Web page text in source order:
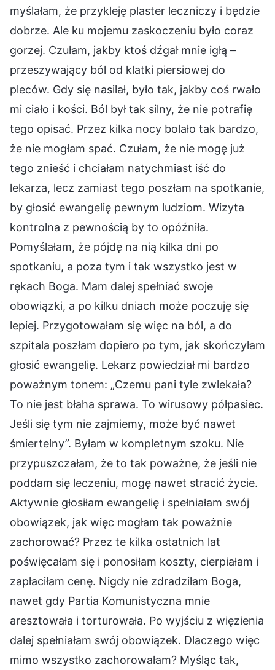
myślałam, że przykleję plaster leczniczy i będzie
dobrze. Ale ku mojemu zaskoczeniu było coraz
gorzej. Czułam, jakby ktoś dźgał mnie igłą –
przeszywający ból od klatki piersiowej do
pleców. Gdy się nasilał, było tak, jakby coś rwało
mi ciało i kości. Ból był tak silny, że nie potrafię
tego opisać. Przez kilka nocy bolało tak bardzo,
że nie mogłam spać. Czułam, że nie mogę już
tego znieść i chciałam natychmiast iść do
lekarza, lecz zamiast tego poszłam na spotkanie,
by głosić ewangelię pewnym ludziom. Wizyta
kontrolna z pewnością by to opóźniła.
Pomyślałam, że pójdę na nią kilka dni po
spotkaniu, a poza tym i tak wszystko jest w
rękach Boga. Mam dalej spełniać swoje
obowiązki, a po kilku dniach może poczuję się
lepiej. Przygotowałam się więc na ból, a do
szpitala poszłam dopiero po tym, jak skończyłam
głosić ewangelię. Lekarz powiedział mi bardzo
poważnym tonem: „Czemu pani tyle zwlekała?
To nie jest błaha sprawa. To wirusowy półpasiec.
Jeśli się tym nie zajmiemy, może być nawet
śmiertelny”. Byłam w kompletnym szoku. Nie
przypuszczałam, że to tak poważne, że jeśli nie
poddam się leczeniu, mogę nawet stracić życie.
Aktywnie głosiłam ewangelię i spełniałam swój
obowiązek, jak więc mogłam tak poważnie
zachorować? Przez te kilka ostatnich lat
poświęcałam się i ponosiłam koszty, cierpiałam i
zapłaciłam cenę. Nigdy nie zdradziłam Boga,
nawet gdy Partia Komunistyczna mnie
aresztowała i torturowała. Po wyjściu z więzienia
dalej spełniałam swój obowiązek. Dlaczego więc
mimo wszystko zachorowałam? Myśląc tak,